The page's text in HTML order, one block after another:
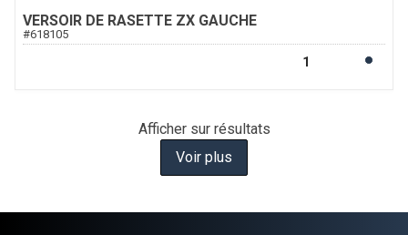
VERSOIR DE RASETTE ZX GAUCHE
#618105
Afficher sur résultats
Voir plus